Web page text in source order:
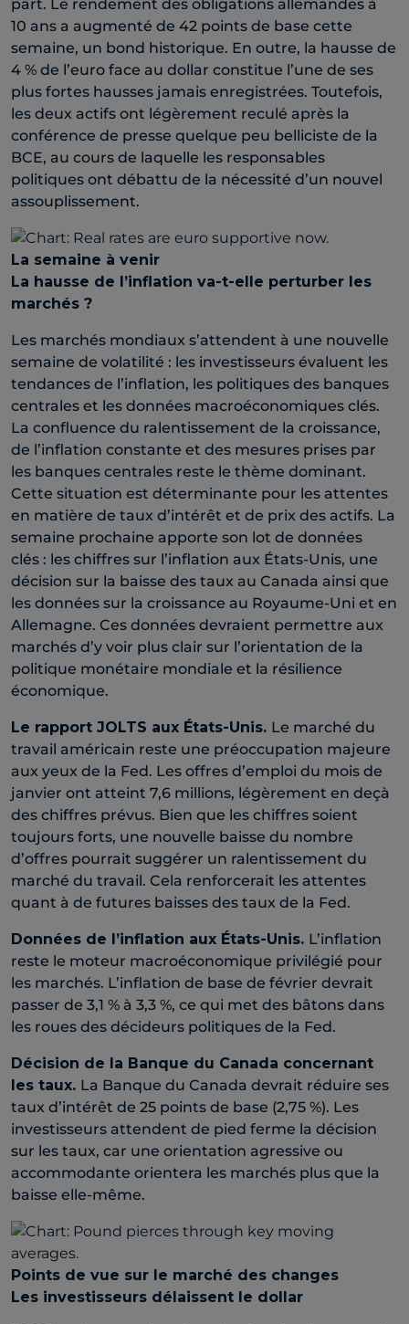
part. Le rendement des obligations allemandes à
10 ans a augmenté de 42 points de base cette
semaine, un bond historique. En outre, la hausse de
4 % de l’euro face au dollar constitue l’une de ses
plus fortes hausses jamais enregistrées. Toutefois,
les deux actifs ont légèrement reculé après la
conférence de presse quelque peu belliciste de la
BCE, au cours de laquelle les responsables
politiques ont débattu de la nécessité d’un nouvel
assouplissement.
La semaine à venir
La hausse de l’inflation va-t-elle perturber les
marchés ?
Les marchés mondiaux s’attendent à une nouvelle
semaine de volatilité : les investisseurs évaluent les
tendances de l’inflation, les politiques des banques
centrales et les données macroéconomiques clés.
La confluence du ralentissement de la croissance,
de l’inflation constante et des mesures prises par
les banques centrales reste le thème dominant.
Cette situation est déterminante pour les attentes
en matière de taux d’intérêt et de prix des actifs. La
semaine prochaine apporte son lot de données
clés : les chiffres sur l’inflation aux États-Unis, une
décision sur la baisse des taux au Canada ainsi que
les données sur la croissance au Royaume-Uni et en
Allemagne. Ces données devraient permettre aux
marchés d’y voir plus clair sur l’orientation de la
politique monétaire mondiale et la résilience
économique.
Le rapport JOLTS aux États-Unis. Le marché du
travail américain reste une préoccupation majeure
aux yeux de la Fed. Les offres d’emploi du mois de
janvier ont atteint 7,6 millions, légèrement en deçà
des chiffres prévus. Bien que les chiffres soient
toujours forts, une nouvelle baisse du nombre
d’offres pourrait suggérer un ralentissement du
marché du travail. Cela renforcerait les attentes
quant à de futures baisses des taux de la Fed.
Données de l’inflation aux États-Unis. L’inflation
reste le moteur macroéconomique privilégié pour
les marchés. L’inflation de base de février devrait
passer de 3,1 % à 3,3 %, ce qui met des bâtons dans
les roues des décideurs politiques de la Fed.
Décision de la Banque du Canada concernant
les taux. La Banque du Canada devrait réduire ses
taux d’intérêt de 25 points de base (2,75 %). Les
investisseurs attendent de pied ferme la décision
sur les taux, car une orientation agressive ou
accommodante orientera les marchés plus que la
baisse elle-même.
Points de vue sur le marché des changes
Les investisseurs délaissent le dollar